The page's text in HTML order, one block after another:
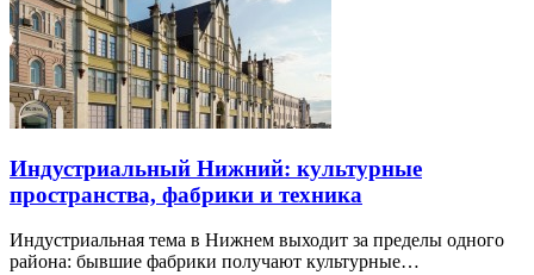
Индустриальный Нижний: культурные
пространства, фабрики и техника
Индустриальная тема в Нижнем выходит за пределы одного
района: бывшие фабрики получают культурные…